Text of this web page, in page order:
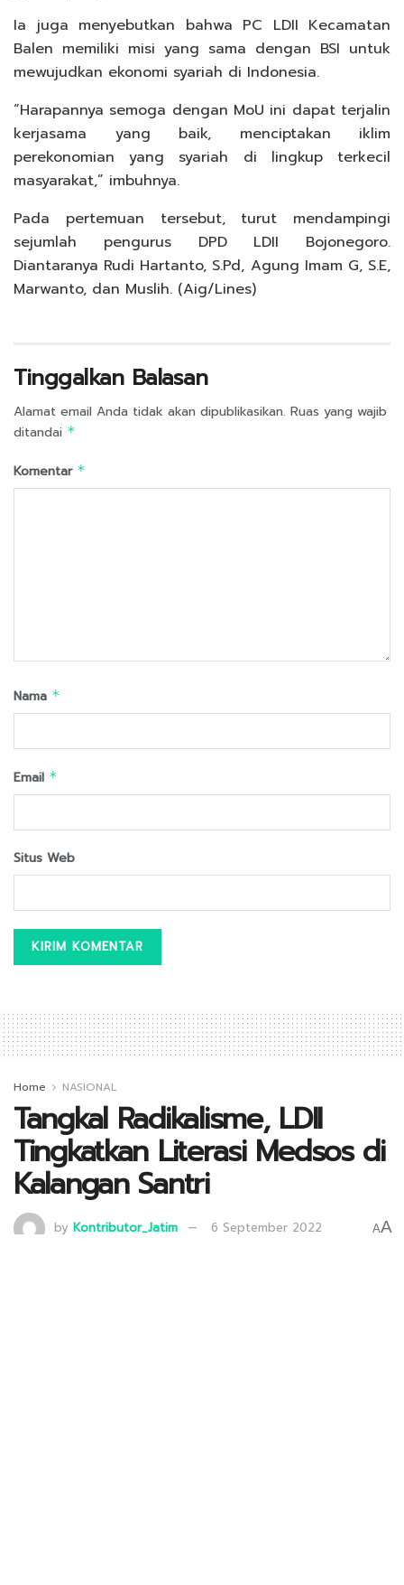
Ia juga menyebutkan bahwa PC LDII Kecamatan
Balen memiliki misi yang sama dengan BSI untuk
mewujudkan ekonomi syariah di Indonesia.
“Harapannya semoga dengan MoU ini dapat terjalin
kerjasama yang baik, menciptakan iklim
perekonomian yang syariah di lingkup terkecil
masyarakat,” imbuhnya.
Pada pertemuan tersebut, turut mendampingi
sejumlah pengurus DPD LDII Bojonegoro.
Diantaranya Rudi Hartanto, S.Pd, Agung Imam G, S.E,
Marwanto, dan Muslih. (Aig/Lines)
Tinggalkan Balasan
Alamat email Anda tidak akan dipublikasikan. Ruas yang wajib
ditandai *
Komentar *
Nama *
Email *
Situs Web
Home NASIONAL
Tangkal Radikalisme, LDII
Tingkatkan Literasi Medsos di
Kalangan Santri
by Kontributor_Jatim 6 September 2022 AA